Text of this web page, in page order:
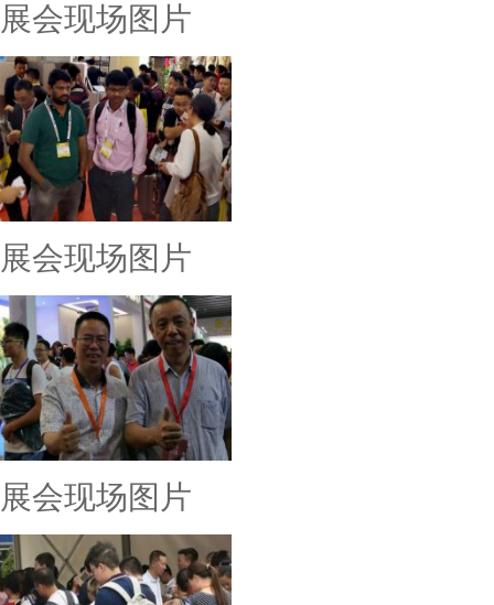
展会现场图片
展会现场图片
展会现场图片